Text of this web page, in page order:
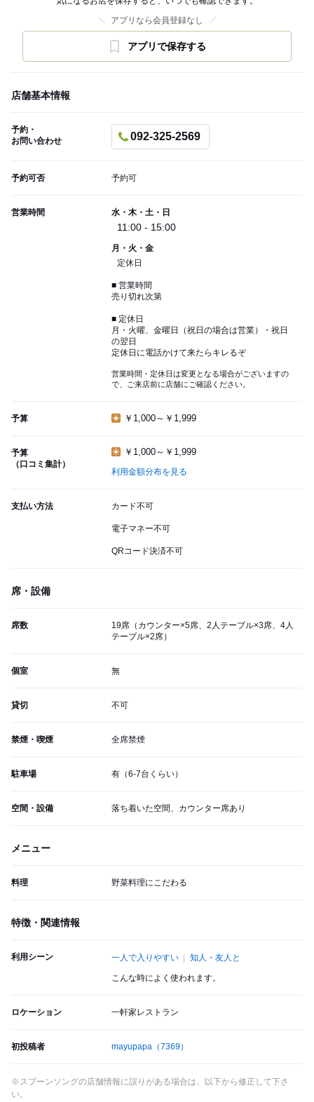
アプリなら会員登録なし
アプリで保存する
店舗基本情報
予約・
お問い合わせ
092-325-2569
予約可否 予約可
営業時間 水・木・土・日
11:00 - 15:00
月・火・金
定休日
■ 営業時間
売り切れ次第
■ 定休日
月・火曜、金曜日（祝日の場合は営業）・祝日
の翌日
定休日に電話かけて来たらキレるぞ
営業時間・定休日は変更となる場合がございますの
で、ご来店前に店舗にご確認ください。
予算 ￥1,000～￥1,999
予算
（口コミ集計）
￥1,000～￥1,999
利用金額分布を見る
支払い方法 カード不可
電子マネー不可
QRコード決済不可
席・設備
席数
19席（カウンター×5席、2人テーブル×3席、4人
テーブル×2席）
個室 無
貸切 不可
禁煙・喫煙 全席禁煙
駐車場 有（6-7台くらい）
空間・設備 落ち着いた空間、カウンター席あり
メニュー
料理 野菜料理にこだわる
特徴・関連情報
利用シーン 一人で入りやすい 知人・友人と
こんな時によく使われます。
ロケーション 一軒家レストラン
初投稿者 mayupapa （7369）
※スプーンソングの店舗情報に誤りがある場合は、以下から修正して下さ
い。